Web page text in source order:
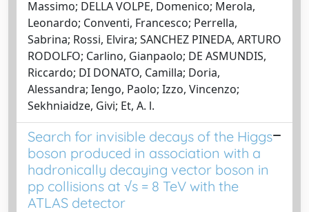
Massimo; DELLA VOLPE, Domenico; Merola,
Leonardo; Conventi, Francesco; Perrella,
Sabrina; Rossi, Elvira; SANCHEZ PINEDA, ARTURO
RODOLFO; Carlino, Gianpaolo; DE ASMUNDIS,
Riccardo; DI DONATO, Camilla; Doria,
Alessandra; Iengo, Paolo; Izzo, Vincenzo;
Sekhniaidze, Givi; Et, A. l.
Search for invisible decays of the Higgs
boson produced in association with a
hadronically decaying vector boson in
pp collisions at √s = 8 TeV with the
ATLAS detector